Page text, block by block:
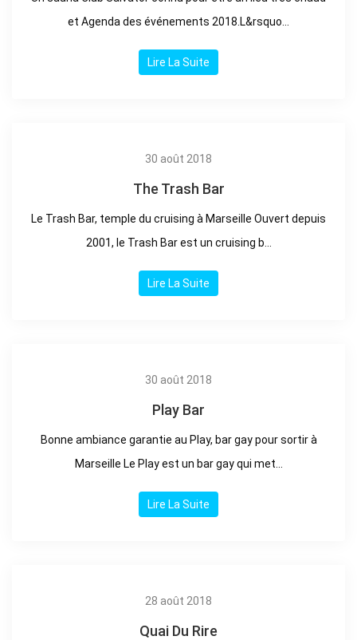
et Agenda des événements 2018.L&rsquo...
Lire La Suite
30 août 2018
The Trash Bar
Le Trash Bar, temple du cruising à Marseille Ouvert depuis
2001, le Trash Bar est un cruising b...
Lire La Suite
30 août 2018
Play Bar
Bonne ambiance garantie au Play, bar gay pour sortir à
Marseille Le Play est un bar gay qui met...
Lire La Suite
28 août 2018
Quai Du Rire